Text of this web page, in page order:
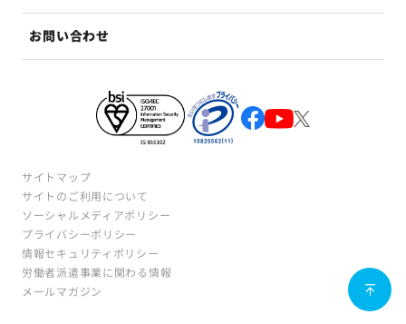
お問い合わせ
サイトマップ
サイトのご利用について
ソーシャルメディアポリシー
プライバシーポリシー
情報セキュリティポリシー
労働者派遣事業に関わる情報
メールマガジン